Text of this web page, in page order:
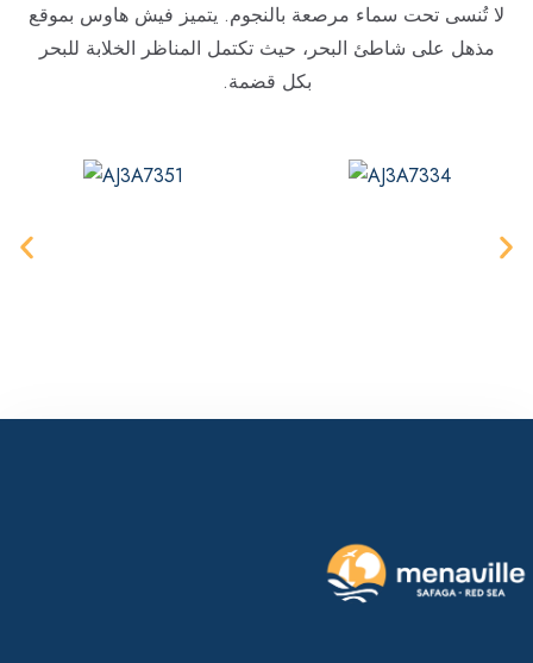
لا تُنسى تحت سماء مرصعة بالنجوم. يتميز فيش هاوس بموقع
مذهل على شاطئ البحر، حيث تكتمل المناظر الخلابة للبحر
بكل قضمة.